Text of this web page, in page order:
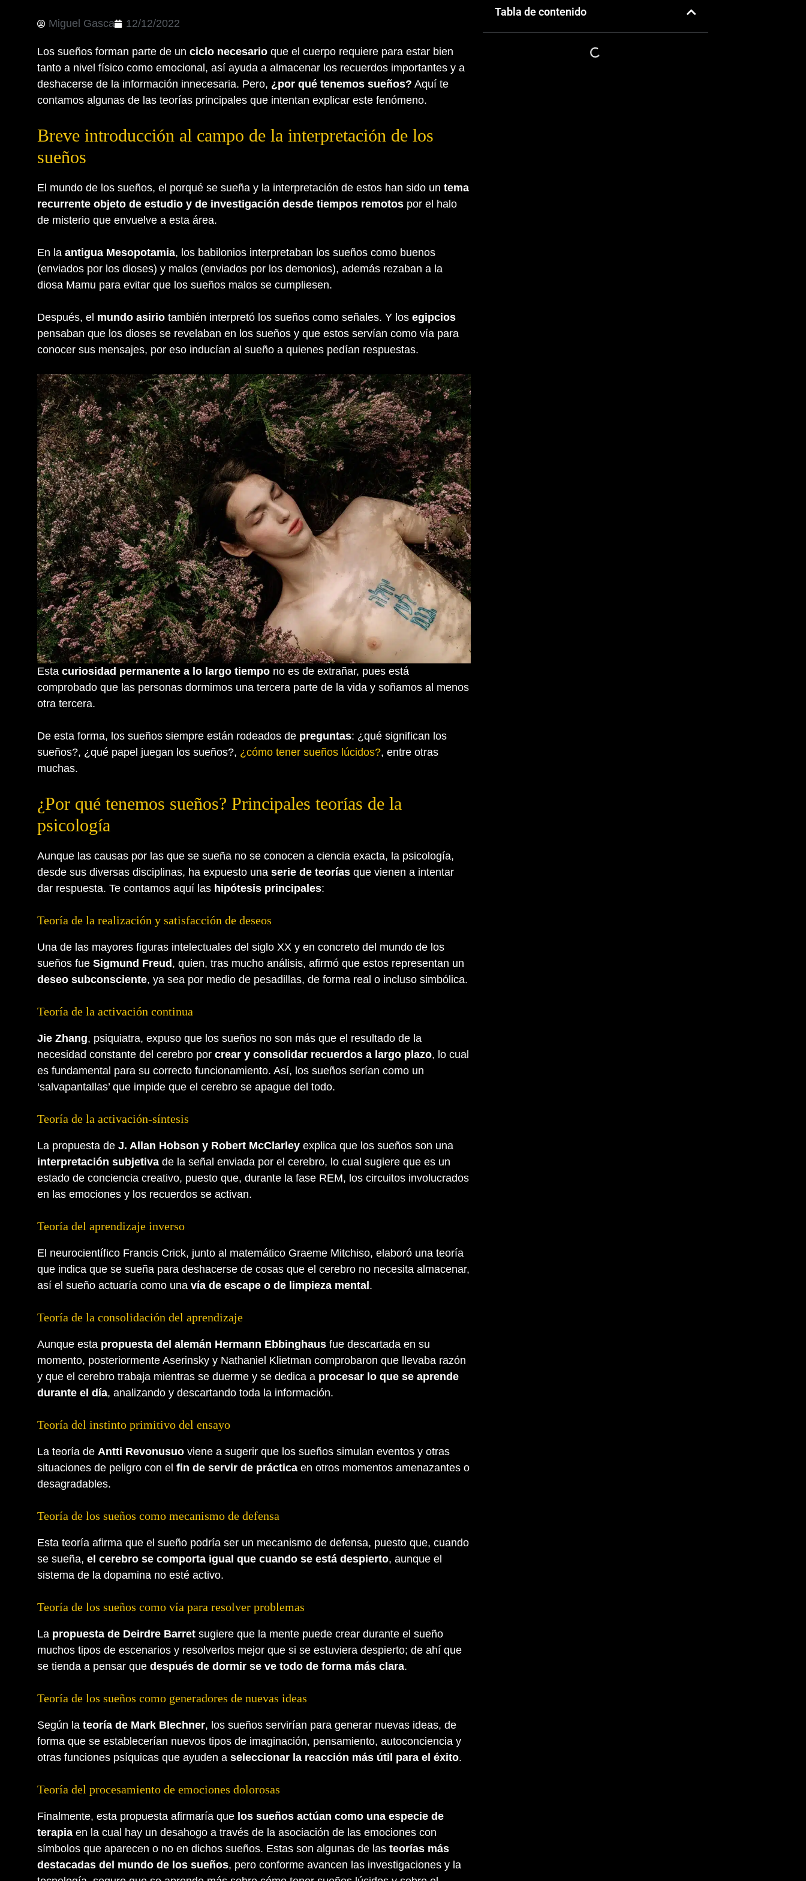
Miguel Gasca 12/12/2022
Los sueños forman parte de un ciclo necesario que el cuerpo requiere para estar bien
tanto a nivel físico como emocional, así ayuda a almacenar los recuerdos importantes y a
deshacerse de la información innecesaria. Pero, ¿por qué tenemos sueños? Aquí te
contamos algunas de las teorías principales que intentan explicar este fenómeno.
Breve introducción al campo de la interpretación de los
sueños
El mundo de los sueños, el porqué se sueña y la interpretación de estos han sido un tema
recurrente objeto de estudio y de investigación desde tiempos remotos por el halo
de misterio que envuelve a esta área.
En la antigua Mesopotamia, los babilonios interpretaban los sueños como buenos
(enviados por los dioses) y malos (enviados por los demonios), además rezaban a la
diosa Mamu para evitar que los sueños malos se cumpliesen.
Después, el mundo asirio también interpretó los sueños como señales. Y los egipcios
pensaban que los dioses se revelaban en los sueños y que estos servían como vía para
conocer sus mensajes, por eso inducían al sueño a quienes pedían respuestas.
Esta curiosidad permanente a lo largo tiempo no es de extrañar, pues está
comprobado que las personas dormimos una tercera parte de la vida y soñamos al menos
otra tercera.
De esta forma, los sueños siempre están rodeados de preguntas: ¿qué significan los
sueños?, ¿qué papel juegan los sueños?, ¿cómo tener sueños lúcidos?, entre otras
muchas.
¿Por qué tenemos sueños? Principales teorías de la
psicología
Aunque las causas por las que se sueña no se conocen a ciencia exacta, la psicología,
desde sus diversas disciplinas, ha expuesto una serie de teorías que vienen a intentar
dar respuesta. Te contamos aquí las hipótesis principales:
Teoría de la realización y satisfacción de deseos
Una de las mayores figuras intelectuales del siglo XX y en concreto del mundo de los
sueños fue Sigmund Freud, quien, tras mucho análisis, afirmó que estos representan un
deseo subconsciente, ya sea por medio de pesadillas, de forma real o incluso simbólica.
Teoría de la activación continua
Jie Zhang, psiquiatra, expuso que los sueños no son más que el resultado de la
necesidad constante del cerebro por crear y consolidar recuerdos a largo plazo, lo cual
es fundamental para su correcto funcionamiento. Así, los sueños serían como un
‘salvapantallas’ que impide que el cerebro se apague del todo.
Teoría de la activación-síntesis
La propuesta de J. Allan Hobson y Robert McClarley explica que los sueños son una
interpretación subjetiva de la señal enviada por el cerebro, lo cual sugiere que es un
estado de conciencia creativo, puesto que, durante la fase REM, los circuitos involucrados
en las emociones y los recuerdos se activan.
Teoría del aprendizaje inverso
El neurocientífico Francis Crick, junto al matemático Graeme Mitchiso, elaboró una teoría
que indica que se sueña para deshacerse de cosas que el cerebro no necesita almacenar,
así el sueño actuaría como una vía de escape o de limpieza mental.
Teoría de la consolidación del aprendizaje
Aunque esta propuesta del alemán Hermann Ebbinghaus fue descartada en su
momento, posteriormente Aserinsky y Nathaniel Klietman comprobaron que llevaba razón
y que el cerebro trabaja mientras se duerme y se dedica a procesar lo que se aprende
durante el día, analizando y descartando toda la información.
Teoría del instinto primitivo del ensayo
La teoría de Antti Revonusuo viene a sugerir que los sueños simulan eventos y otras
situaciones de peligro con el fin de servir de práctica en otros momentos amenazantes o
desagradables.
Teoría de los sueños como mecanismo de defensa
Esta teoría afirma que el sueño podría ser un mecanismo de defensa, puesto que, cuando
se sueña, el cerebro se comporta igual que cuando se está despierto, aunque el
sistema de la dopamina no esté activo.
Teoría de los sueños como vía para resolver problemas
La propuesta de Deirdre Barret sugiere que la mente puede crear durante el sueño
muchos tipos de escenarios y resolverlos mejor que si se estuviera despierto; de ahí que
se tienda a pensar que después de dormir se ve todo de forma más clara.
Teoría de los sueños como generadores de nuevas ideas
Según la teoría de Mark Blechner, los sueños servirían para generar nuevas ideas, de
forma que se establecerían nuevos tipos de imaginación, pensamiento, autoconciencia y
otras funciones psíquicas que ayuden a seleccionar la reacción más útil para el éxito.
Teoría del procesamiento de emociones dolorosas
Finalmente, esta propuesta afirmaría que los sueños actúan como una especie de
terapia en la cual hay un desahogo a través de la asociación de las emociones con
símbolos que aparecen o no en dichos sueños. Estas son algunas de las teorías más
destacadas del mundo de los sueños, pero conforme avancen las investigaciones y la
Tabla de contenido